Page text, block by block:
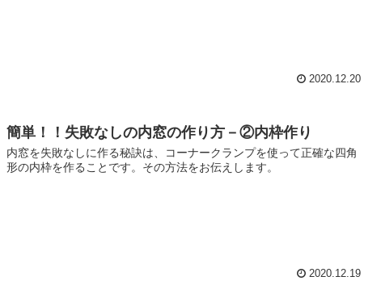
2020.12.20
簡単！！失敗なしの内窓の作り方－②内枠作り
内窓を失敗なしに作る秘訣は、コーナークランプを使って正確な四角
形の内枠を作ることです。その方法をお伝えします。
2020.12.19